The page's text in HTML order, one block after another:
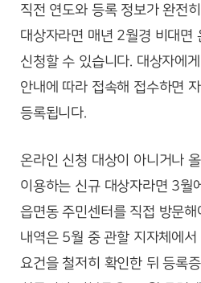
직전 연도와 등록 정보가 완전
대상자라면 매년 2월경 비대면
신청할 수 있습니다. 대상자에
안내에 따라 접속해 접수하면
등록됩니다.
온라인 신청 대상이 아니거나
이용하는 신규 대상자라면 3월
읍면동 주민센터를 직접 방문
내역은 5월 중 관할 지자체에
요건을 철저히 확인한 뒤 등록